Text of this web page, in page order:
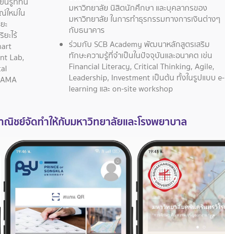
ใหม่ใน
ะ
ะไร้
Lab,
มหาวิทยาลัย นิสิตนักศึกษา และบุคลากรของ
มหาวิทยาลัย ในการทำธุรกรรมทางการเงินต่างๆ
กับธนาคาร
ร่วมกับ SCB Academy พัฒนาหลักสูตรเสริม
ทักษะความรู้ที่จำเป็นในปัจจุบันและอนาคต เข่น
Financial Literacy, Critical Thinking, Agile,
Leadership, Investment เป็นต้น ทั้งในรูปแบบ e-
learning และ on-site workshop
ชย์จัดทำให้กับมหาวิทยาลัยและโรงพยาบาล